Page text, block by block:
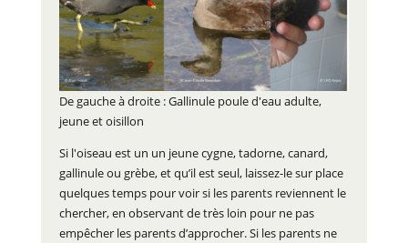
De gauche à droite : Gallinule poule d'eau adulte,
jeune et oisillon
Si l'oiseau est un un jeune cygne, tadorne, canard,
gallinule ou grèbe, et qu’il est seul, laissez-le sur place
quelques temps pour voir si les parents reviennent le
chercher, en observant de très loin pour ne pas
empêcher les parents d’approcher. Si les parents ne